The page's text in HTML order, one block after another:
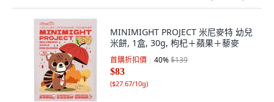
MINIMIGHT PROJECT 米尼麥特 幼兒
米餅, 1盒, 30g, 枸杞＋蘋果＋藜麥
首購折扣價 40%$139
$83
($27.67/10g)